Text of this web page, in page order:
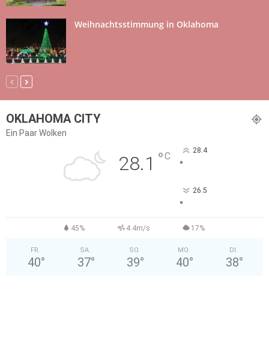
Weihnachtsstimmung in Oklahoma
OKLAHOMA CITY
Ein Paar Wolken
28.1 °C 28.4
°
26.5
°
45% 4.4m/s 17%
FR.
40°
SA.
37°
SO.
39°
MO.
40°
DI.
38°